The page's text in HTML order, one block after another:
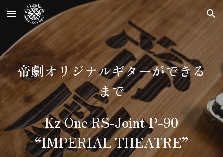
Skip to main content Skip to navigation
帝劇オリジナルギターができる
まで
Kz One RS-Joint P-90
“IMPERIAL THEATRE”